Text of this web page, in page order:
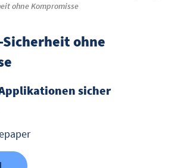
ohne Kompromisse
ohne
sicher